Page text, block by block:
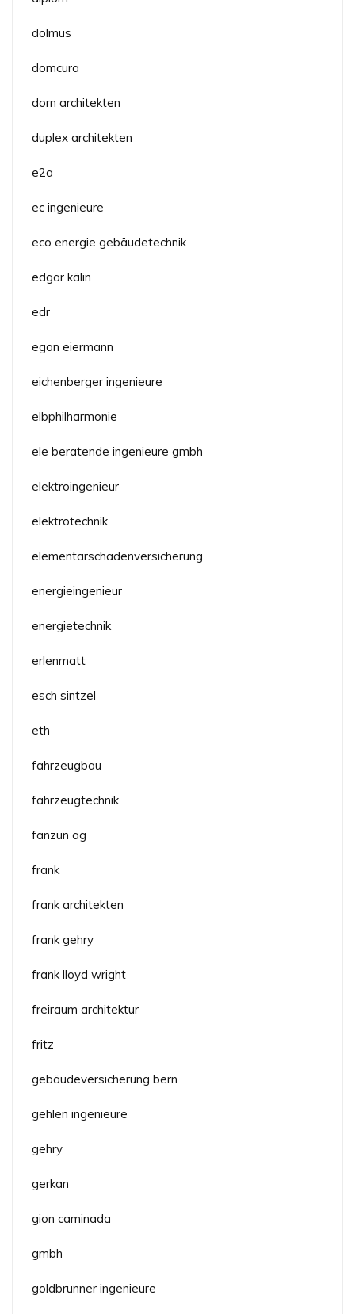
dolmus
domcura
dorn architekten
duplex architekten
e2a
ec ingenieure
eco energie gebäudetechnik
edgar kälin
edr
egon eiermann
eichenberger ingenieure
elbphilharmonie
ele beratende ingenieure gmbh
elektroingenieur
elektrotechnik
elementarschadenversicherung
energieingenieur
energietechnik
erlenmatt
esch sintzel
eth
fahrzeugbau
fahrzeugtechnik
fanzun ag
frank
frank architekten
frank gehry
frank lloyd wright
freiraum architektur
fritz
gebäudeversicherung bern
gehlen ingenieure
gehry
gerkan
gion caminada
gmbh
goldbrunner ingenieure